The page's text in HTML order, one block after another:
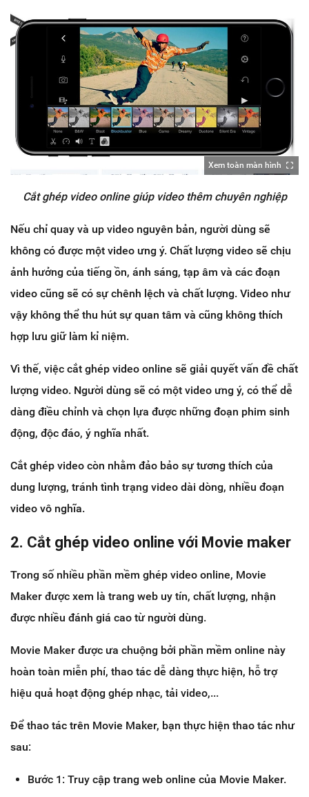
Xem toàn màn hình
Cắt ghép video online giúp video thêm chuyên nghiệp
Nếu chỉ quay và up video nguyên bản, người dùng sẽ
không có được một video ưng ý. Chất lượng video sẽ chịu
ảnh hưởng của tiếng ồn, ánh sáng, tạp âm và các đoạn
video cũng sẽ có sự chênh lệch và chất lượng. Video như
vậy không thể thu hút sự quan tâm và cũng không thích
hợp lưu giữ làm kỉ niệm.
Vì thế, việc cắt ghép video online sẽ giải quyết vấn đề chất
lượng video. Người dùng sẽ có một video ưng ý, có thể dễ
dàng điều chỉnh và chọn lựa được những đoạn phim sinh
động, độc đáo, ý nghĩa nhất.
Cắt ghép video còn nhằm đảo bảo sự tương thích của
dung lượng, tránh tình trạng video dài dòng, nhiều đoạn
video vô nghĩa.
2. Cắt ghép video online với Movie maker
Trong số nhiều phần mềm ghép video online, Movie
Maker được xem là trang web uy tín, chất lượng, nhận
được nhiều đánh giá cao từ người dùng.
Movie Maker được ưa chuộng bởi phần mềm online này
hoàn toàn miễn phí, thao tác dễ dàng thực hiện, hỗ trợ
hiệu quả hoạt động ghép nhạc, tải video,...
Để thao tác trên Movie Maker, bạn thực hiện thao tác như
sau:
Bước 1: Truy cập trang web online của Movie Maker.